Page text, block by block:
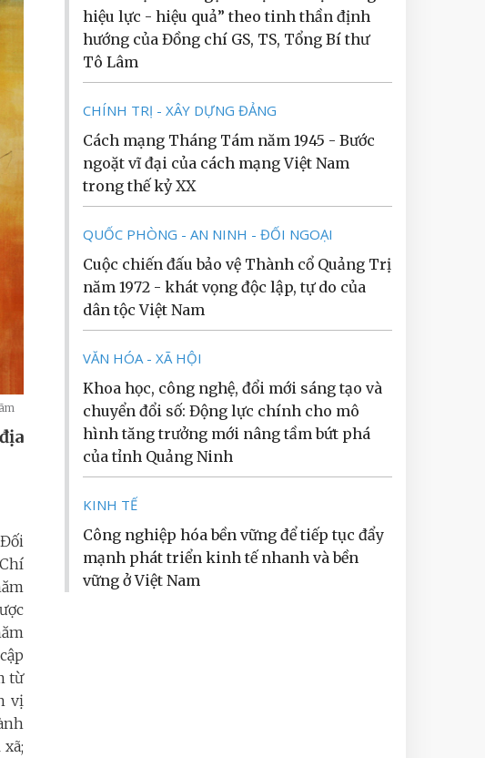
từ
vị
hiệu lực - hiệu quả” theo tinh thần định
hướng của Đồng chí GS, TS, Tổng Bí thư
Tô Lâm
CHÍNH TRỊ - XÂY DỰNG ĐẢNG
Cách mạng Tháng Tám năm 1945 - Bước
ngoặt vĩ đại của cách mạng Việt Nam
trong thế kỷ XX
QUỐC PHÒNG - AN NINH - ĐỐI NGOẠI
Cuộc chiến đấu bảo vệ Thành cổ Quảng Trị
năm 1972 - khát vọng độc lập, tự do của
dân tộc Việt Nam
VĂN HÓA - XÃ HỘI
Khoa học, công nghệ, đổi mới sáng tạo và
chuyển đổi số: Động lực chính cho mô
hình tăng trưởng mới nâng tầm bứt phá
của tỉnh Quảng Ninh
KINH TẾ
Công nghiệp hóa bền vững để tiếp tục đẩy
mạnh phát triển kinh tế nhanh và bền
vững ở Việt Nam